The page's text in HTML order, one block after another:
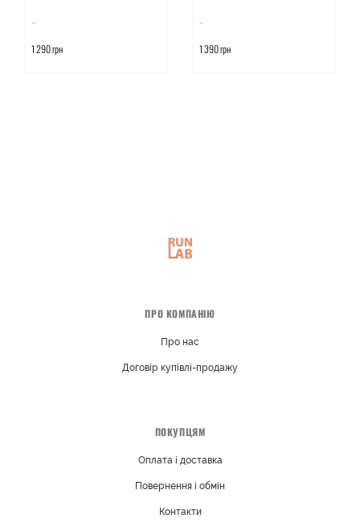
1 290 грн 1 390 грн
ПРО КОМПАНІЮ
Про нас
Договір купівлі-продажу
ПОКУПЦЯМ
Оплата і доставка
Повернення і обмін
Контакти